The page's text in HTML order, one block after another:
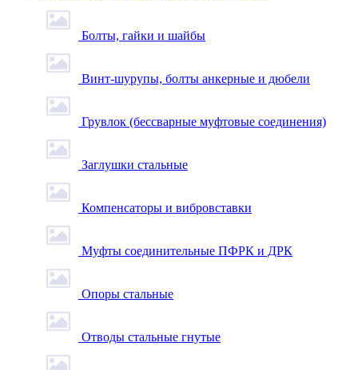
Болты, гайки и шайбы
Винт-шурупы, болты анкерные и дюбели
Грувлок (бессварные муфтовые соединения)
Заглушки стальные
Компенсаторы и вибровставки
Муфты соединительные ПФРК и ДРК
Опоры стальные
Отводы стальные гнутые